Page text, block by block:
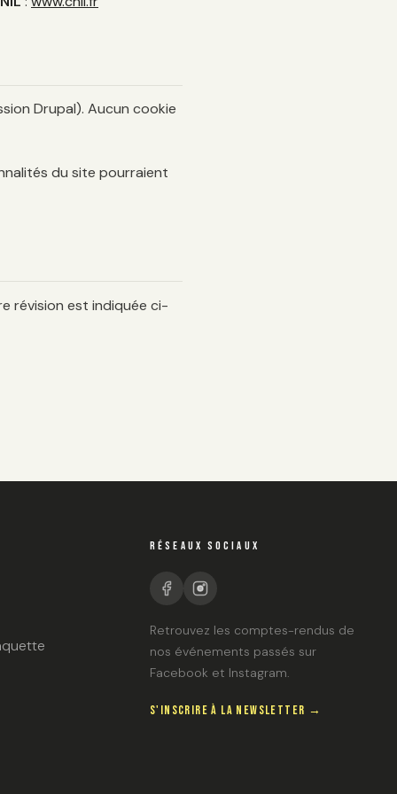
Drupal). Aucun cookie
du site pourraient
révision est indiquée ci-
RÉSEAUX SOCIAUX
Retrouvez les comptes-rendus de
nos événements passés sur
Facebook et Instagram.
S'INSCRIRE À LA NEWSLETTER →